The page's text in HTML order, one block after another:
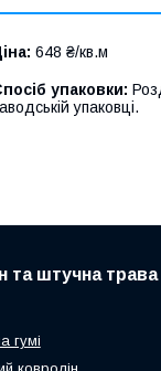
648 ₴/кв.м
упаковки:
упаковці.
та штучна трава
гумі